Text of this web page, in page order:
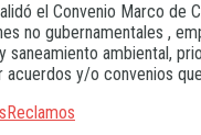
el Convenio Marco
no gubernamentales ,
saneamiento ambiental,
y/o convenios
Reclamos